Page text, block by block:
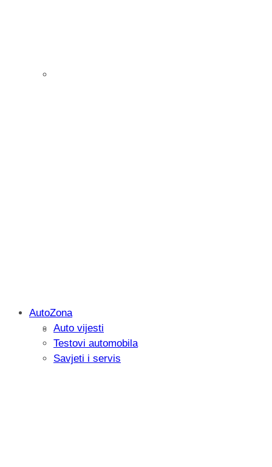
Savjetujemo: Što učiniti kada vaš
AutoZona
Auto vijesti
Testovi automobila
Savjeti i servis